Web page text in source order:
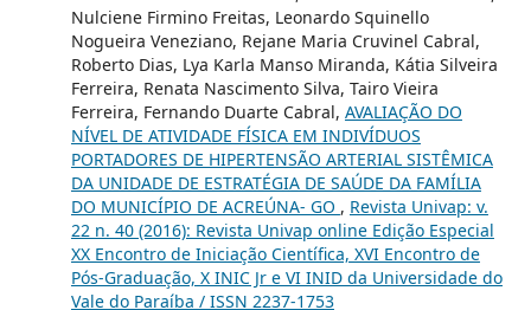
Nulciene Firmino Freitas, Leonardo Squinello
Nogueira Veneziano, Rejane Maria Cruvinel Cabral,
Roberto Dias, Lya Karla Manso Miranda, Kátia Silveira
Ferreira, Renata Nascimento Silva, Tairo Vieira
Ferreira, Fernando Duarte Cabral, AVALIAÇÃO DO
NÍVEL DE ATIVIDADE FÍSICA EM INDIVÍDUOS
PORTADORES DE HIPERTENSÃO ARTERIAL SISTÊMICA
DA UNIDADE DE ESTRATÉGIA DE SAÚDE DA FAMÍLIA
DO MUNICÍPIO DE ACREÚNA- GO , Revista Univap: v.
22 n. 40 (2016): Revista Univap online Edição Especial
XX Encontro de Iniciação Científica, XVI Encontro de
Pós-Graduação, X INIC Jr e VI INID da Universidade do
Vale do Paraíba / ISSN 2237-1753